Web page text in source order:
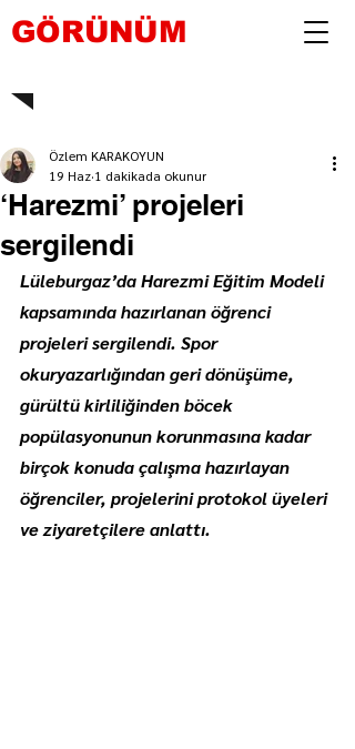
GÖRÜNÜM
‘Harezmi’ projeleri
sergilendi
Özlem KARAKOYUN
19 Haz 1 dakikada okunur
Lüleburgaz’da Harezmi Eğitim Modeli
kapsamında hazırlanan öğrenci
projeleri sergilendi. Spor
okuryazarlığından geri dönüşüme,
gürültü kirliliğinden böcek
popülasyonunun korunmasına kadar
birçok konuda çalışma hazırlayan
öğrenciler, projelerini protokol üyeleri
ve ziyaretçilere anlattı.